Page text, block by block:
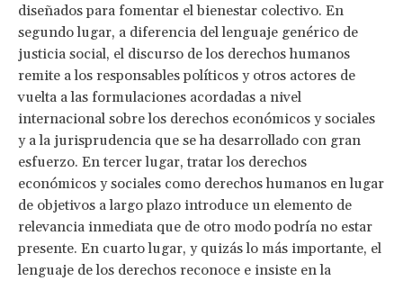
diseñados para fomentar el bienestar colectivo. En
segundo lugar, a diferencia del lenguaje genérico de
justicia social, el discurso de los derechos humanos
remite a los responsables políticos y otros actores de
vuelta a las formulaciones acordadas a nivel
internacional sobre los derechos económicos y sociales
y a la jurisprudencia que se ha desarrollado con gran
esfuerzo. En tercer lugar, tratar los derechos
económicos y sociales como derechos humanos en lugar
de objetivos a largo plazo introduce un elemento de
relevancia inmediata que de otro modo podría no estar
presente. En cuarto lugar, y quizás lo más importante, el
lenguaje de los derechos reconoce e insiste en la